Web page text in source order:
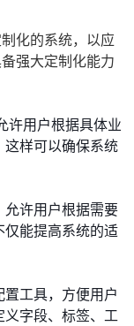
化的系统，以应
强大定制化能力
许用户根据具体业
这样可以确保系统
允许用户根据需要
仅能提高系统的适
置工具，方便用户
字段、标签、工